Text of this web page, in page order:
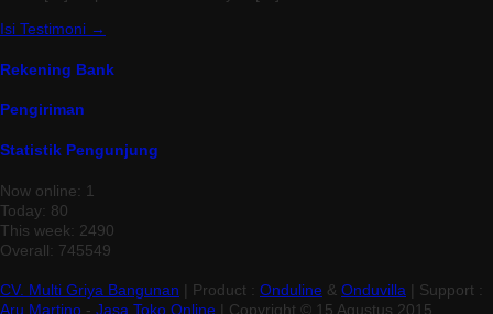
Isi Testimoni →
Rekening Bank
Pengiriman
Statistik Pengunjung
Now online: 1
Today: 80
This week: 2490
Overall: 745549
CV. Multi Griya Bangunan | Product : Onduline & Onduvilla | Support :
Aru Martino - Jasa Toko Online | Copyright © 15 Agustus 2015